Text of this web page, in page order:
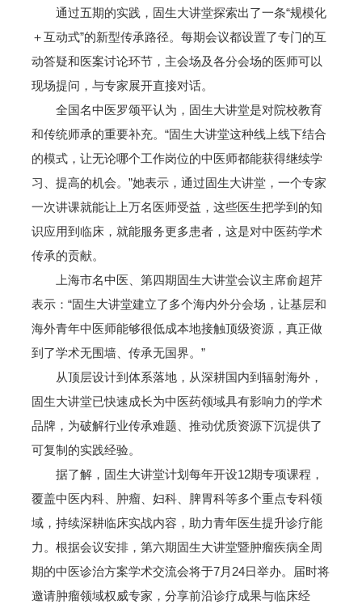
通过五期的实践，固生大讲堂探索出了一条“规模化
＋互动式”的新型传承路径。每期会议都设置了专门的互
动答疑和医案讨论环节，主会场及各分会场的医师可以
现场提问，与专家展开直接对话。
全国名中医罗颂平认为，固生大讲堂是对院校教育
和传统师承的重要补充。“固生大讲堂这种线上线下结合
的模式，让无论哪个工作岗位的中医师都能获得继续学
习、提高的机会。”她表示，通过固生大讲堂，一个专家
一次讲课就能让上万名医师受益，这些医生把学到的知
识应用到临床，就能服务更多患者，这是对中医药学术
传承的贡献。
上海市名中医、第四期固生大讲堂会议主席俞超芹
表示：“固生大讲堂建立了多个海内外分会场，让基层和
海外青年中医师能够很低成本地接触顶级资源，真正做
到了学术无围墙、传承无国界。”
从顶层设计到体系落地，从深耕国内到辐射海外，
固生大讲堂已快速成长为中医药领域具有影响力的学术
品牌，为破解行业传承难题、推动优质资源下沉提供了
可复制的实践经验。
据了解，固生大讲堂计划每年开设12期专项课程，
覆盖中医内科、肿瘤、妇科、脾胃科等多个重点专科领
域，持续深耕临床实战内容，助力青年医生提升诊疗能
力。根据会议安排，第六期固生大讲堂暨肿瘤疾病全周
期的中医诊治方案学术交流会将于7月24日举办。届时将
邀请肿瘤领域权威专家，分享前沿诊疗成果与临床经